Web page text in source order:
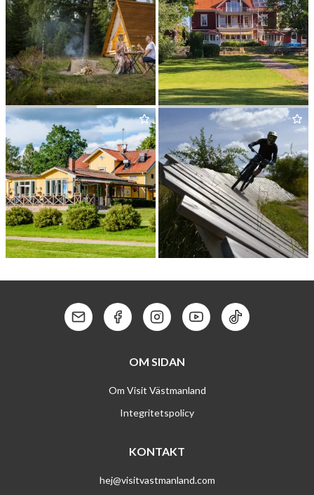
KÖL­S­TA HAGAR
KOL­BÄCK
GÄSTGIVAREGÅRD
Kontakt: MailKontakt: Facebook
Kontakt: Instagram
Kontakt: Youtube
Kontakt: Tik
OM SIDAN
Om Visit Västmanland
Integritetspolicy
KONTAKT
hej@visitvastmanland.com